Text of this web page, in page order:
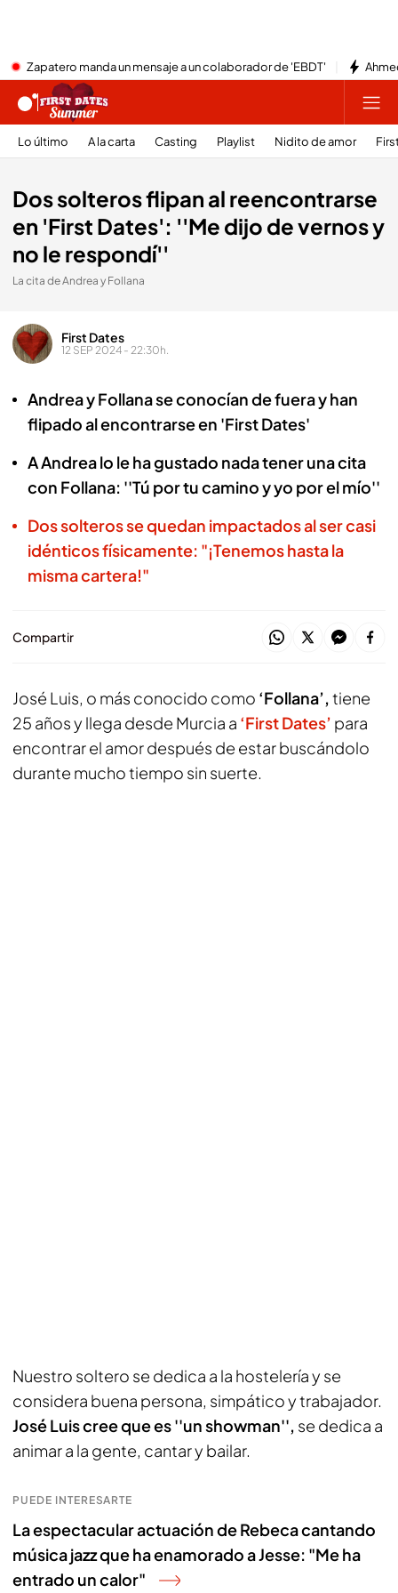
Zapatero manda un mensaje a un colaborador de 'EBDT'
Lo último A la carta Casting Playlist Nidito de amor
Dos solteros flipan al reencontrarse
en 'First Dates': ''Me dijo de vernos y
no le respondí''
La cita de Andrea y Follana
First Dates
12 SEP 2024 - 22:30h.
Andrea y Follana se conocían de fuera y han
flipado al encontrarse en 'First Dates'
A Andrea lo le ha gustado nada tener una cita
con Follana: ''Tú por tu camino y yo por el mío''
Dos solteros se quedan impactados al ser casi
idénticos físicamente: "¡Tenemos hasta la
misma cartera!"
Compartir
José Luis, o más conocido como ‘Follana’,tiene
25 años y llega desde Murcia a ‘First Dates’ para
encontrar el amor después de estar buscándolo
durante mucho tiempo sin suerte.
Nuestro soltero se dedica a la hostelería y se
considera buena persona, simpático y trabajador.
José Luis cree que es ''un showman'', se dedica a
animar a la gente, cantar y bailar.
PUEDE INTERESARTE
La espectacular actuación de Rebeca cantando
música jazz que ha enamorado a Jesse: "Me ha
entrado un calor"